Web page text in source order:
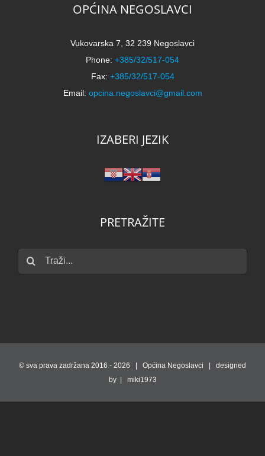
OPĆINA NEGOSLAVCI
Vukovarska 7, 32 239 Negoslavci
Phone: +385/32/517-054
Fax: +385/32/517-054
Email: opcina.negoslavci@gmail.com
IZABERI JEZIK
PRETRAŽITE
Traži...
© sva prava zadržana 2016 - 2026 | Općina Negoslavci | designed
by | miki1973